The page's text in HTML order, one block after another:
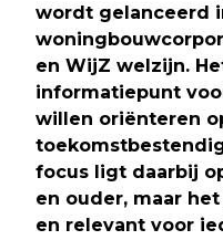
wordt gelanceerd
en WijZ welzijn.
informatiepunt
willen oriënteren
focus ligt daarbij
en ouder, maar
en relevant voor